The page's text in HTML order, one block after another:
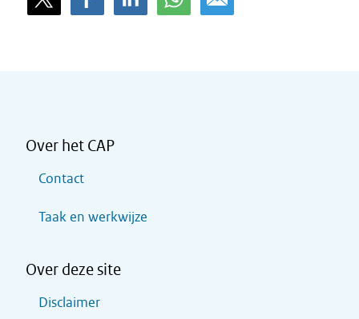
Over het CAP
Contact
Taak en werkwijze
Over deze site
Disclaimer